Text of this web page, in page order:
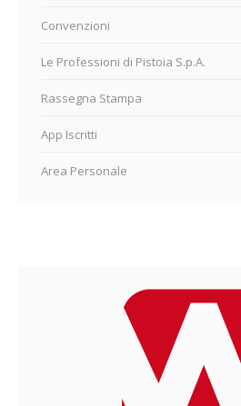
Convenzioni
Le Professioni di Pistoia S.p.A.
Rassegna Stampa
App Iscritti
Area Personale